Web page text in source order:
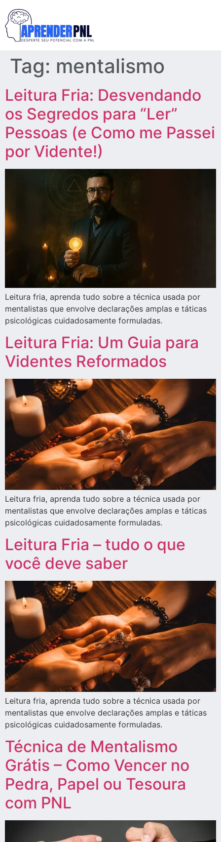
Tag: mentalismo
Leitura Fria: Desvendando
os Segredos para “Ler”
Pessoas (e Como me Passei
por Vidente!)
Leitura fria, aprenda tudo sobre a técnica usada por
mentalistas que envolve declarações amplas e táticas
psicológicas cuidadosamente formuladas.
Leitura Fria: Um Guia para
Videntes Reformados
Leitura fria, aprenda tudo sobre a técnica usada por
mentalistas que envolve declarações amplas e táticas
psicológicas cuidadosamente formuladas.
Leitura Fria – tudo o que
você deve saber
Leitura fria, aprenda tudo sobre a técnica usada por
mentalistas que envolve declarações amplas e táticas
psicológicas cuidadosamente formuladas.
Técnica de Mentalismo
Grátis – Como Vencer no
Pedra, Papel ou Tesoura
com PNL